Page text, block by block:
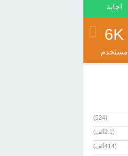
اجابة
6K
مستخدم
(524)
(2.1ألف)
(414ألف)